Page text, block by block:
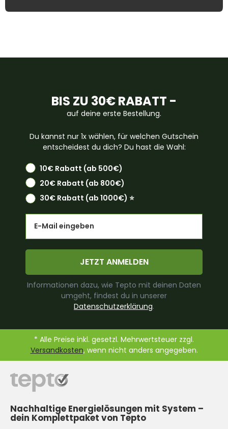
BIS ZU 30€ RABATT -
auf deine erste Bestellung.
Du kannst nur 1x wählen, für welchen Gutschein
entscheidest du dich? Du hast die Wahl:
10€ Rabatt (ab 500€)
20€ Rabatt (ab 800€)
30€ Rabatt (ab 1000€) ⭐️
JETZT ANMELDEN
Informationen dazu, wie Tepto mit deinen Daten
umgeht, findest du in unserer
Datenschutzerklärung.
* Alle Preise inkl. gesetzl. Mehrwertsteuer zzgl.
Versandkosten, wenn nicht anders angegeben.
Nachhaltige Energielösungen mit System –
dein Komplettpaket von Tepto